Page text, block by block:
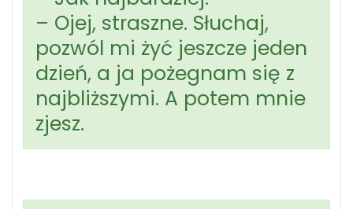
– Ojej, straszne. Słuchaj,
pozwól mi żyć jeszcze jeden
dzień, a ja pożegnam się z
najbliższymi. A potem mnie
zjesz.